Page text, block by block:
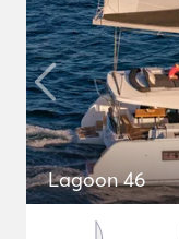
Lagoon 46